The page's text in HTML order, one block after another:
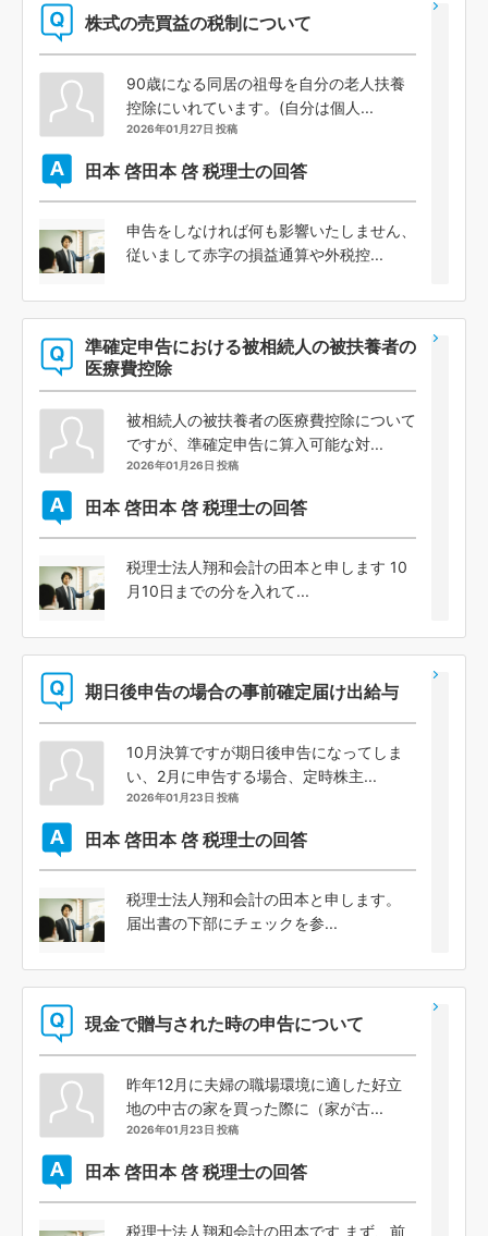
株式の売買益の税制について
90歳になる同居の祖母を自分の老人扶養
控除にいれています。(自分は個人...
2026年01月27日 投稿
田本 啓田本 啓 税理士の回答
申告をしなければ何も影響いたしません、
従いまして赤字の損益通算や外税控...
準確定申告における被相続人の被扶養者の
医療費控除
被相続人の被扶養者の医療費控除について
ですが、準確定申告に算入可能な対...
2026年01月26日 投稿
田本 啓田本 啓 税理士の回答
税理士法人翔和会計の田本と申します 10
月10日までの分を入れて...
期日後申告の場合の事前確定届け出給与
10月決算ですが期日後申告になってしま
い、2月に申告する場合、定時株主...
2026年01月23日 投稿
田本 啓田本 啓 税理士の回答
税理士法人翔和会計の田本と申します。
届出書の下部にチェックを参...
現金で贈与された時の申告について
昨年12月に夫婦の職場環境に適した好立
地の中古の家を買った際に（家が古...
2026年01月23日 投稿
田本 啓田本 啓 税理士の回答
税理士法人翔和会計の田本です まず、前